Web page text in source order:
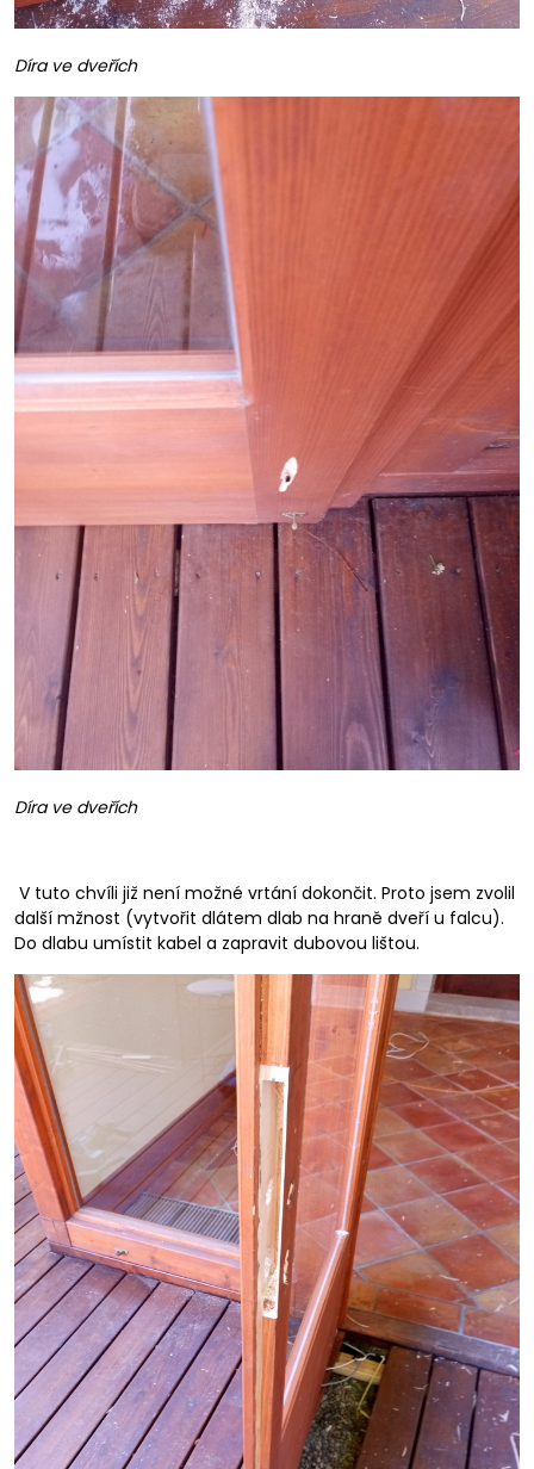
Díra ve dveřích
Díra ve dveřích
V tuto chvíli již není možné vrtání dokončit. Proto jsem zvolil
další mžnost (vytvořit dlátem dlab na hraně dveří u falcu).
Do dlabu umístit kabel a zapravit dubovou lištou.